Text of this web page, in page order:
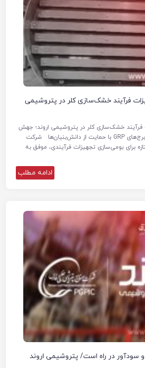
فرآیند خشک‌سازی کلر در پتروشیمی
خشک‌سازی کلر در پتروشیمی اروند؛ جهش
مهندسی با ساخت داخلی برج‌های GRP با حمایت از دانش‌بنیان‌ها شرکت
برای بومی‌سازی تجهیزات فرآیندی، موفق به
ادامه مطلب
سودآور در راه است/ پتروشیمی اروند